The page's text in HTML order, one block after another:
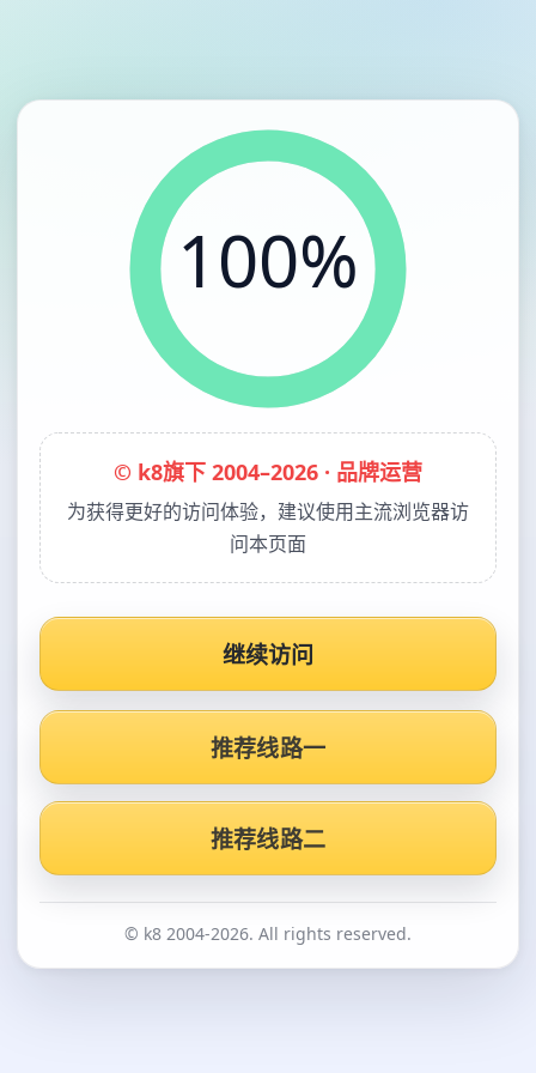
100%
© k8旗下 2004–2026 · 品牌运营
为获得更好的访问体验，建议使用主流浏览器访
问本页面
继续访问
推荐线路一
推荐线路二
© k8 2004-2026. All rights reserved.